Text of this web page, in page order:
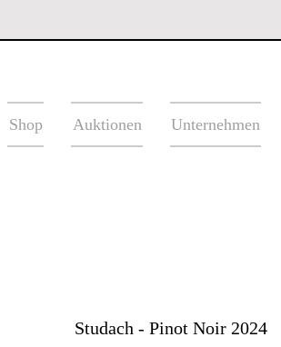
Shop Auktionen Unternehmen
Studach - Pinot Noir 2024